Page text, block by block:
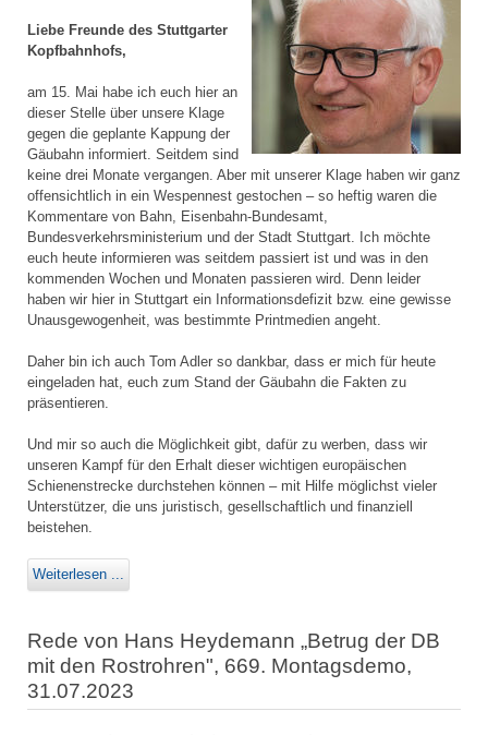
Liebe Freunde des Stuttgarter
Kopfbahnhofs,
am 15. Mai habe ich euch hier an
dieser Stelle über unsere Klage
gegen die geplante Kappung der
Gäubahn informiert. Seitdem sind
keine drei Monate vergangen. Aber mit unserer Klage haben wir ganz
offensichtlich in ein Wespennest gestochen – so heftig waren die
Kommentare von Bahn, Eisenbahn-Bundesamt,
Bundesverkehrsministerium und der Stadt Stuttgart. Ich möchte
euch heute informieren was seitdem passiert ist und was in den
kommenden Wochen und Monaten passieren wird. Denn leider
haben wir hier in Stuttgart ein Informationsdefizit bzw. eine gewisse
Unausgewogenheit, was bestimmte Printmedien angeht.
Daher bin ich auch Tom Adler so dankbar, dass er mich für heute
eingeladen hat, euch zum Stand der Gäubahn die Fakten zu
präsentieren.
Und mir so auch die Möglichkeit gibt, dafür zu werben, dass wir
unseren Kampf für den Erhalt dieser wichtigen europäischen
Schienenstrecke durchstehen können – mit Hilfe möglichst vieler
Unterstützer, die uns juristisch, gesellschaftlich und finanziell
beistehen.
Weiterlesen ...
Rede von Hans Heydemann „Betrug der DB
mit den Rostrohren", 669. Montagsdemo,
31.07.2023